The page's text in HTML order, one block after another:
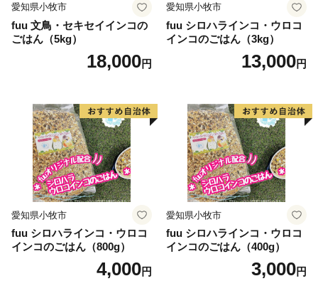
愛知県小牧市
fuu 文鳥・セキセイインコの
ごはん（5kg）
18,000円
愛知県小牧市
fuu シロハラインコ・ウロコ
インコのごはん（3kg）
13,000円
愛知県小牧市
fuu シロハラインコ・ウロコ
インコのごはん（800g）
4,000円
愛知県小牧市
fuu シロハラインコ・ウロコ
インコのごはん（400g）
3,000円